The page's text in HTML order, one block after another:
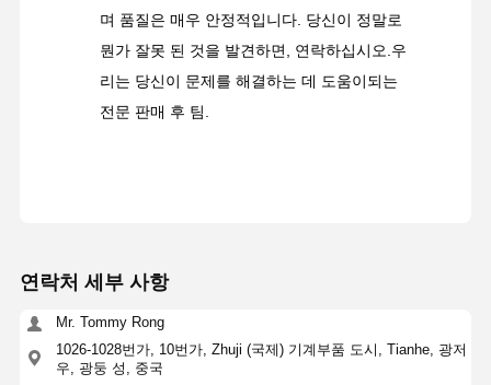
며 품질은 매우 안정적입니다. 당신이 정말로
뭔가 잘못 된 것을 발견하면, 연락하십시오.우
리는 당신이 문제를 해결하는 데 도움이되는
전문 판매 후 팀.
연락처 세부 사항
Mr. Tommy Rong
1026-1028번가, 10번가, Zhuji (국제) 기계부품 도시, Tianhe, 광저
우, 광둥 성, 중국